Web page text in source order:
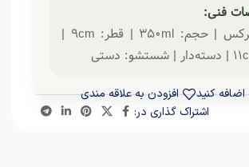
فنی:
جنس: پیرکس | حجم: ۳۵۰ml | قطر: ۹cm |
کنید
افزودن به علاقه مندی
اشتراک گذاری در: